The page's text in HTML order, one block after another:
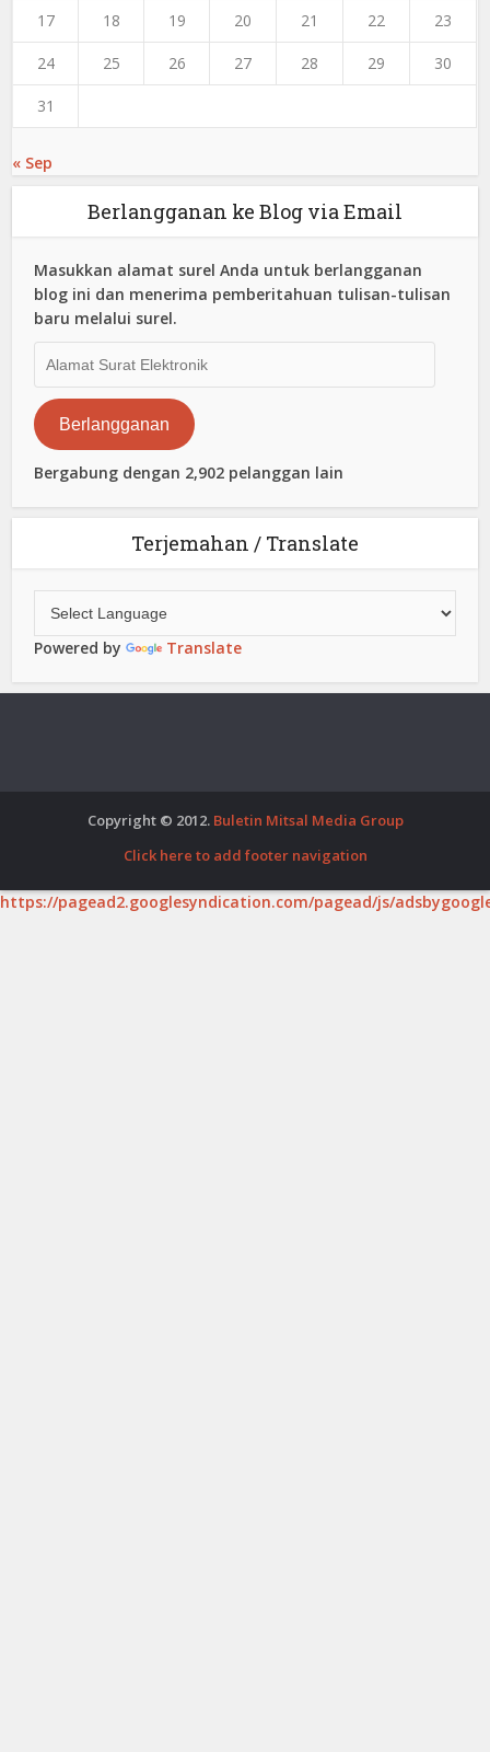
17 18 19 20 21 22 23
24 25 26 27 28 29 30
31
« Sep
Berlangganan ke Blog via Email
Masukkan alamat surel Anda untuk berlangganan
blog ini dan menerima pemberitahuan tulisan-tulisan
baru melalui surel.
Surat
Elektronik
Berlangganan
Bergabung dengan 2,902 pelanggan lain
Terjemahan / Translate
Powered by Translate
Copyright © 2012. Buletin Mitsal Media Group
Click here to add footer navigation
https://pagead2.googlesyndication.com/pagead/js/